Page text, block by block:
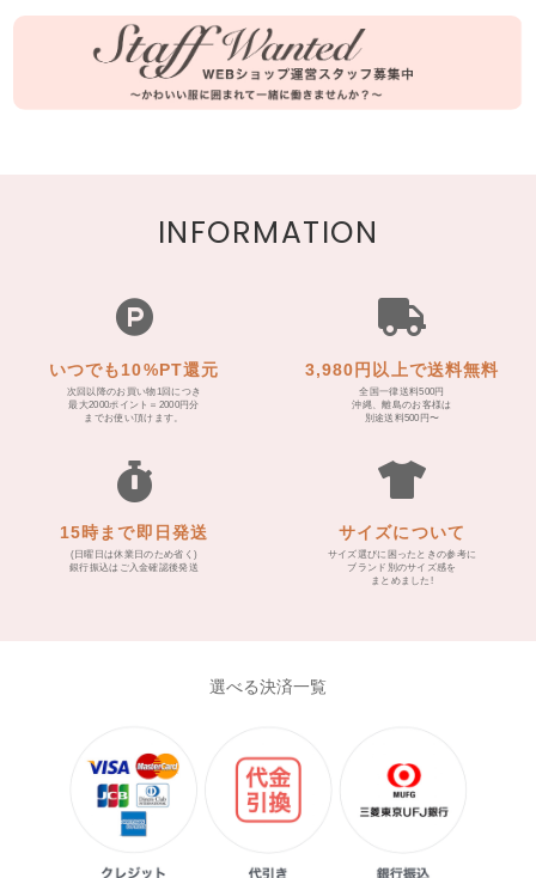
INFORMATION
いつでも10%PT還元
次回以降のお買い物1回につき
最大2000ポイント＝2000円分
までお使い頂けます。
3,980円以上で送料無料
全国一律送料500円
沖縄、離島のお客様は
別途送料500円〜
15時まで即日発送
(日曜日は休業日のため省く)
銀行振込はご入金確認後発送
サイズについて
サイズ選びに困ったときの参考に
ブランド別のサイズ感を
まとめました!
選べる決済一覧